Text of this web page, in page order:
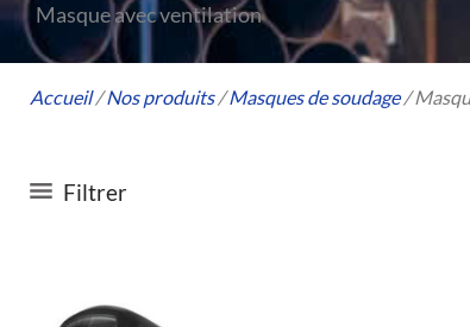
Masque avec ventilation
Accueil/Nos produits/Masques de soudage/
Filtrer